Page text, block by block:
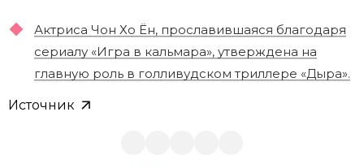
Актриса Чон Хо Ён, прославившаяся благодаря
сериалу «Игра в кальмара», утверждена на
главную роль в голливудском триллере «Дыра».
Источник